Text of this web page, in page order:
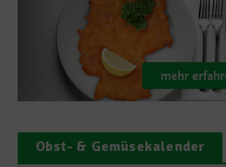
Obst- & Gemüsekalender